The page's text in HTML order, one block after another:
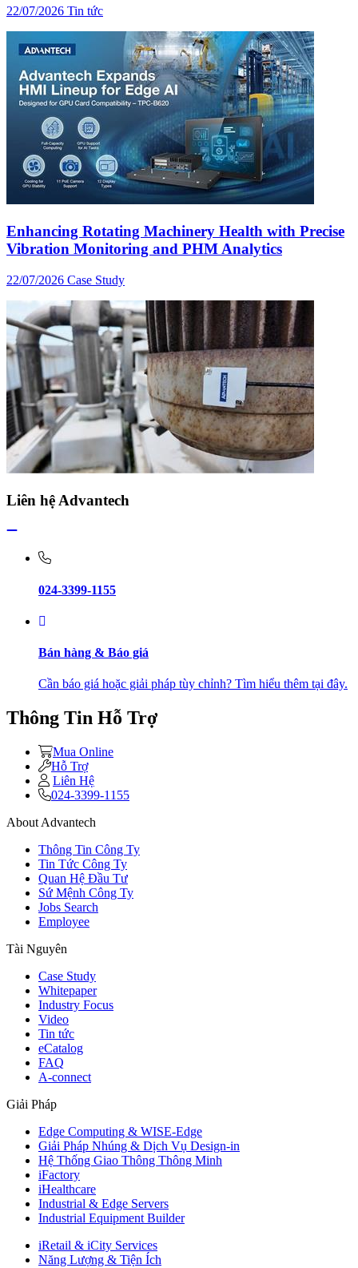
22/07/2026 Tin tức
Enhancing Rotating Machinery Health with Precise
Vibration Monitoring and PHM Analytics
22/07/2026 Case Study
Liên hệ Advantech
024-3399-1155
Bán hàng & Báo giá
Cần báo giá hoặc giải pháp tùy chỉnh? Tìm hiểu thêm tại đây.
Thông Tin Hỗ Trợ
Mua Online
Hỗ Trợ
Liên Hệ
024-3399-1155
About Advantech
Thông Tin Công Ty
Tin Tức Công Ty
Quan Hệ Đầu Tư
Sứ Mệnh Công Ty
Jobs Search
Employee
Tài Nguyên
Case Study
Whitepaper
Industry Focus
Video
Tin tức
eCatalog
FAQ
A-connect
Giải Pháp
Edge Computing & WISE-Edge
Giải Pháp Nhúng & Dịch Vụ Design-in
Hệ Thống Giao Thông Thông Minh
iFactory
iHealthcare
Industrial & Edge Servers
Industrial Equipment Builder
iRetail & iCity Services
Năng Lượng & Tiện Ích